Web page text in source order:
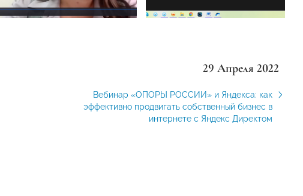
29 Апреля 2022
Вебинар «ОПОРЫ РОССИИ» и Яндекса: как
эффективно продвигать собственный бизнес в
интернете с Яндекс Директом